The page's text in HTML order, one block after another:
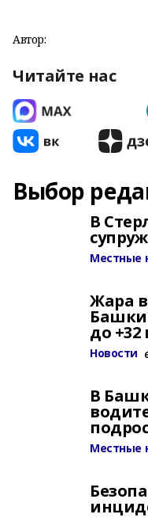
Автор:
Читайте нас
Выбор
В
Местные
Жара
до +32
Новости
В
Местные